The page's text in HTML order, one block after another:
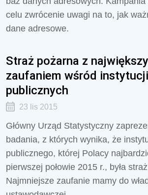
celu zwrócenie uwagi na to, jak
dane adresowe.
Straż pożarna z
zaufaniem wśród instytucji
publicznych
23 lis 2015
Główny Urząd Statystyczny
badania, z których wynika, że
publicznego, której Polacy
pierwszej połowie 2015 r., była
Najmniejsze zaufanie mamy do